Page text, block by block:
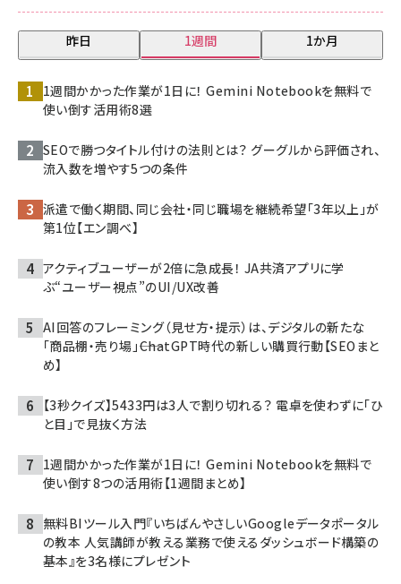
昨日 1週間 1か月
1週間かかった作業が1日に！ Gemini Notebookを無料で
使い倒す活用術8選
SEOで勝つタイトル付けの法則とは？ グーグルから評価され、
流入数を増やす5つの条件
派遣で働く期間、同じ会社・同じ職場を継続希望「3年以上」が
第1位【エン調べ】
アクティブユーザーが2倍に急成長！ JA共済アプリに学
ぶ“ユーザー視点”のUI/UX改善
AI回答のフレーミング（見せ方・提示）は、デジタルの新たな
「商品棚・売り場」――ChatGPT時代の新しい購買行動【SEOまと
め】
【3秒クイズ】5433円は3人で割り切れる？ 電卓を使わずに「ひ
と目」で見抜く方法
1週間かかった作業が1日に！ Gemini Notebookを無料で
使い倒す8つの活用術【1週間まとめ】
無料BIツール入門『いちばんやさしいGoogleデータポータル
の教本 人気講師が教える業務で使えるダッシュボード構築の
基本』を3名様にプレゼント